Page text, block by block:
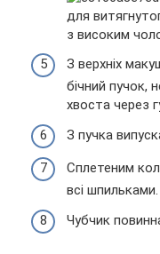
З верхніх
бічний пучок,
хвоста через
З пучка
Сплетеним
всі шпильками.
Чубчик